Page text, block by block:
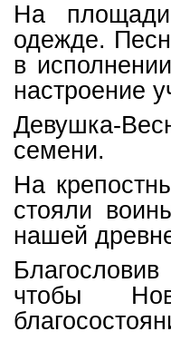
На
одежде.
в
настроение
Девушка-
семени.
На
стояли
нашей
чтобы